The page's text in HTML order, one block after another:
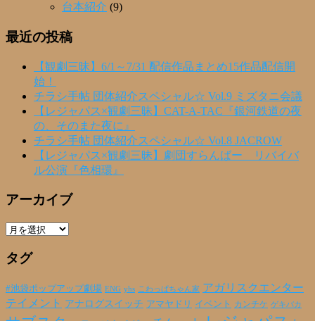
台本紹介 (9)
最近の投稿
【観劇三昧】6/1～7/31 配信作品まとめ15作品配信開
始！
チラシ手帖 団体紹介スペシャル☆ Vol.9 ミズタニ会議
【レジャパス×観劇三昧】CAT-A-TAC『銀河鉄道の夜
の、そのまた夜に』
チラシ手帖 団体紹介スペシャル☆ Vol.8 JACROW
【レジャパス×観劇三昧】劇団すらんばー リバイバ
ル公演『色相環』
アーカイブ
ア
カ
ブ
タグ
#池袋ポップアップ劇場 ENG yhs こわっぱちゃん家 アガリスクエンター
テイメント アナログスイッチ アマヤドリ イベント カンチケ ゲキバカ